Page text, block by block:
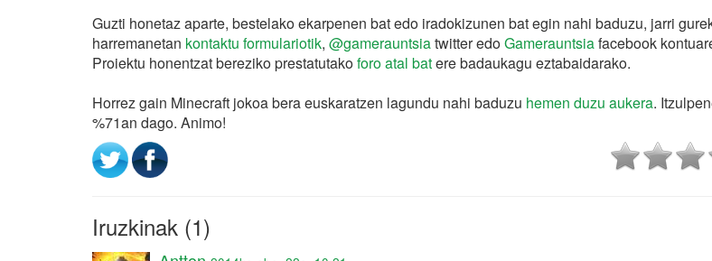
Guzti honetaz aparte, bestelako ekarpenen bat edo iradokizunen bat egin nahi baduzu, jarri
harremanetan kontaktu formulariotik, @gamerauntsiatwitter edoGamerauntsiafacebook
Proiektu honentzat bereziko prestatutakoforo atal batere badaukagu eztabaidarako.
Horrez gain Minecraft jokoa bera euskaratzen lagundu nahi baduzu hemen duzu aukera.
%71an dago. Animo!
Iruzkinak (1)